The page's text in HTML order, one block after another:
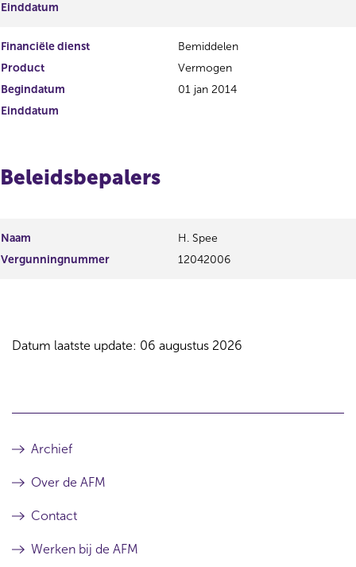
Einddatum
Financiële dienst
Bemiddelen
Product
Vermogen
Begindatum
01 jan 2014
Einddatum
Beleidsbepalers
Naam
H. Spee
Vergunningnummer
12042006
Datum laatste update: 06 augustus 2026
Archief
Over de AFM
Contact
Werken bij de AFM